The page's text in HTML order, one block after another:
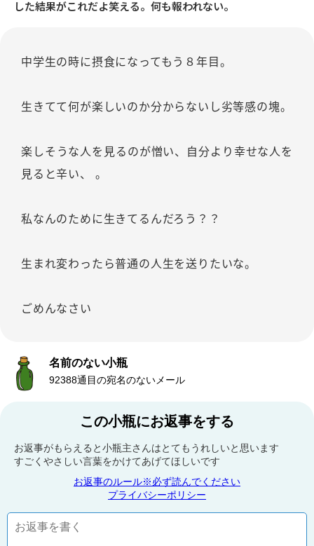
した結果がこれだよ笑える。何も報われない。
中学生の時に摂食になってもう８年目。
生きてて何が楽しいのか分からないし劣等感の塊。
楽しそうな人を見るのが憎い、自分より幸せな人を
見ると辛い、 。
私なんのために生きてるんだろう？？
生まれ変わったら普通の人生を送りたいな。
ごめんなさい
名前のない小瓶
92388通目の宛名のないメール
この小瓶にお返事をする
お返事がもらえると小瓶主さんはとてもうれしいと思います
すごくやさしい言葉をかけてあげてほしいです
お返事のルール※必ず読んでください
プライバシーポリシー